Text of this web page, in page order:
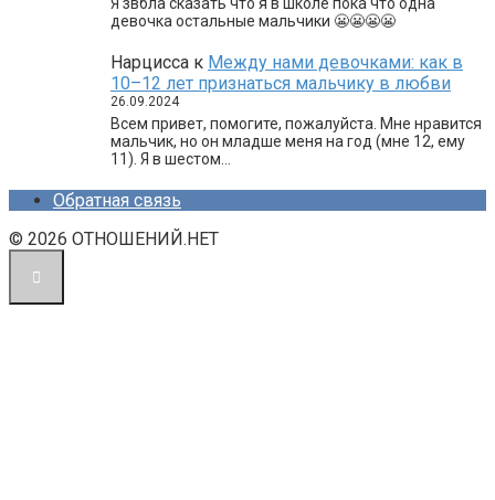
Я звбла сказать что я в школе пока что одна
девочка остальные мальчики 😬😬😬😬
Нарцисса к Между нами девочками: как в
10–12 лет признаться мальчику в любви
26.09.2024
Всем привет, помогите, пожалуйста. Мне нравится
мальчик, но он младше меня на год (мне 12, ему
11). Я в шестом…
Обратная связь
© 2026 ОТНОШЕНИЙ.НЕТ